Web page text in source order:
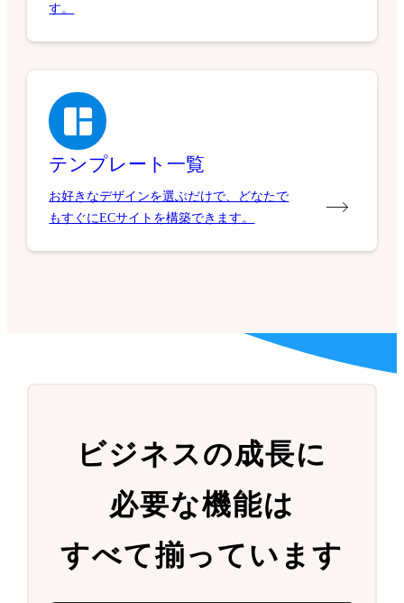
す。
テンプレート一覧
お好きなデザインを選ぶだけで、どなたで
もすぐにECサイトを構築できます。
ビジネスの成長に
必要な機能は
すべて揃っています